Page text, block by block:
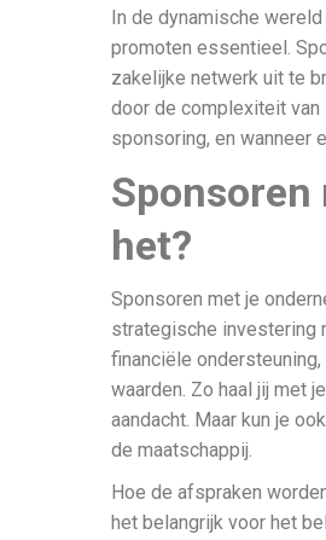
In de dynamische
promoten essentieel.
zakelijke netwerk uit te
door de complexiteit van
sponsoring, en wanneer
het?
Sponsoren met je
strategische investering
financiële
waarden. Zo haal jij met
aandacht. Maar kun je
de maatschappij.
Hoe de afspraken
het belangrijk voor het